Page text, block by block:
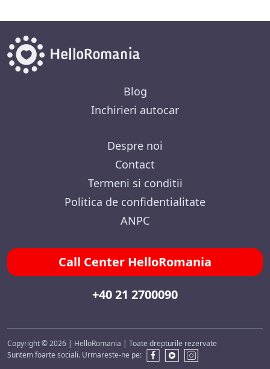
Blog
Inchirieri autocar
Despre noi
Contact
Termeni si conditii
Politica de confidentialitate
ANPC
Call Center HelloRomania
+40 21 2700090
Copyright © 2026 | HelloRomania | Toate drepturile rezervate
Suntem foarte sociali. Urmareste-ne pe: